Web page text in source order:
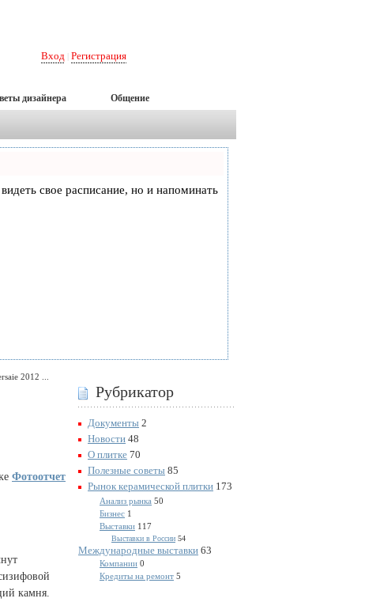
Вход Регистрация
дизайнера Общение
свое расписание, но и напоминать
2012 ...
Фотоотчет
камня.
Рубрикатор
Документы 2
Новости 48
О плитке 70
Полезные советы 85
Рынок керамической плитки 173
Анализ рынка 50
Бизнес 1
Выставки 117
Выставки в России 54
Международные выставки 63
Компании 0
Кредиты на ремонт 5